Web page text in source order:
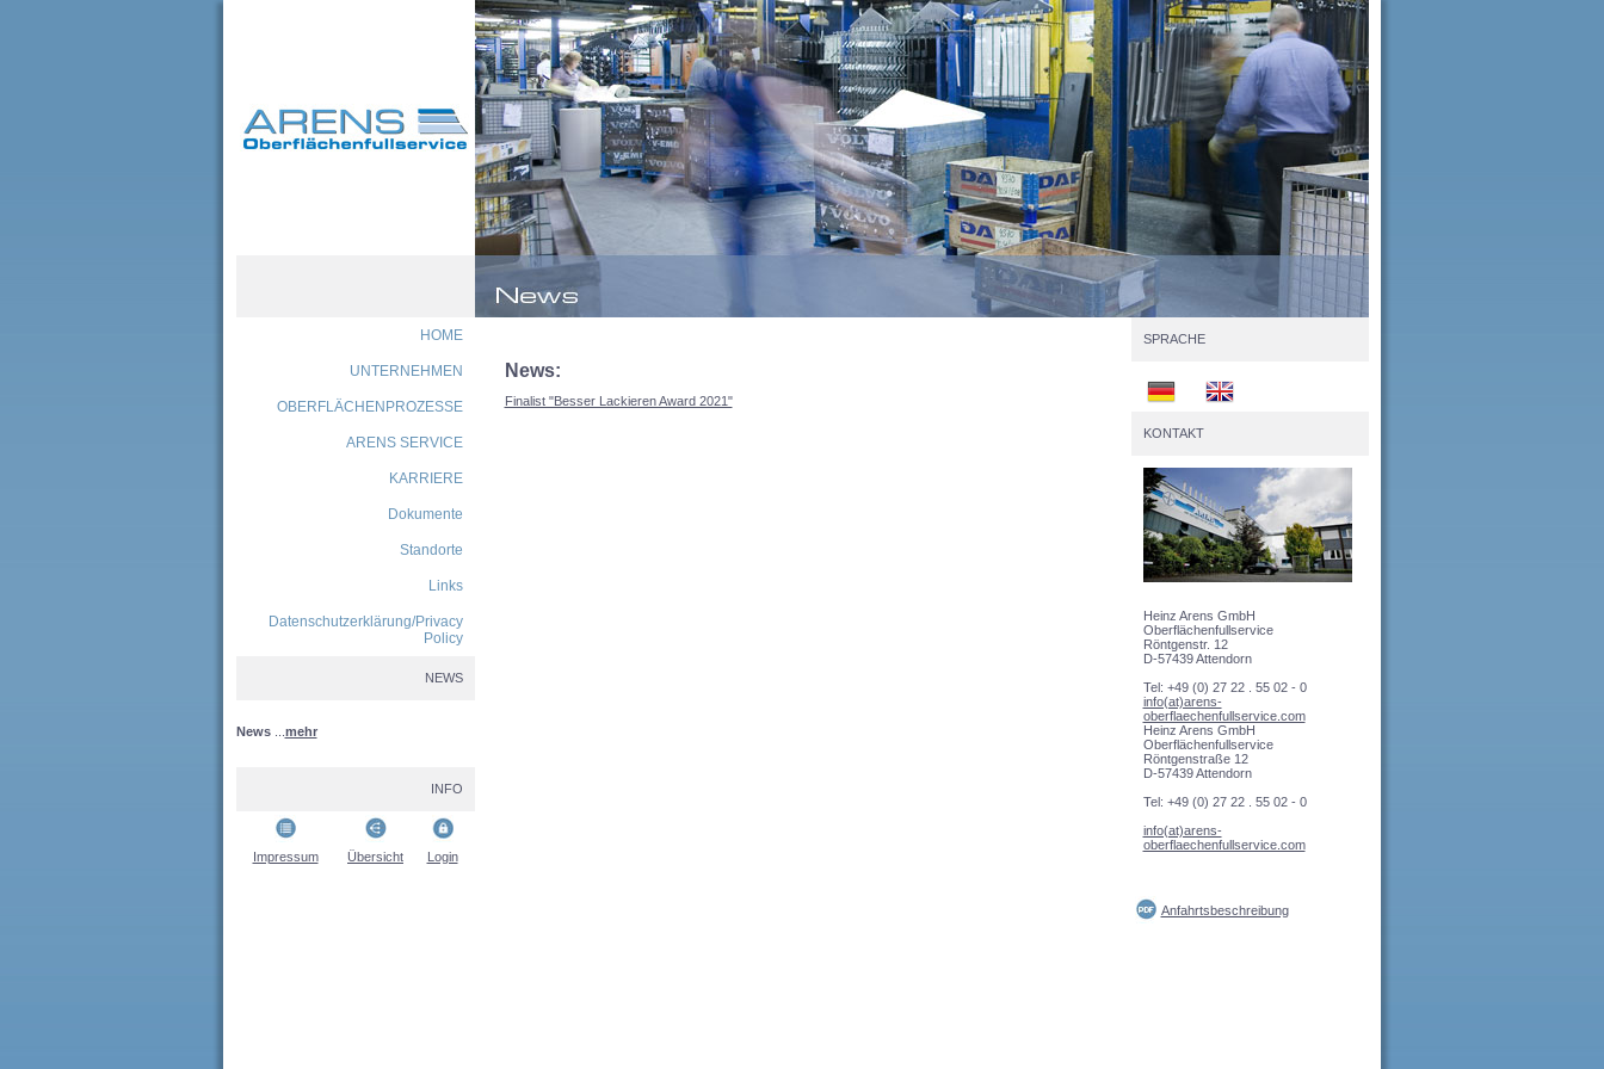
HOME
UNTERNEHMEN
OBERFLÄCHENPROZESSE
ARENS SERVICE
KARRIERE
Dokumente
Standorte
Links
Datenschutzerklärung/Privacy
Policy
NEWS
News mehr
INFO
Impressum Übersicht Login
News:
Finalist "Besser Lackieren Award 2021"
SPRACHE
KONTAKT
Heinz Arens GmbH
Oberflächenfullservice
Röntgenstr. 12
D-57439 Attendorn
Tel: +49 (0) 27 22 . 55 02 - 0
info(at)arens-
oberflaechenfullservice.com
Heinz Arens GmbH
Oberflächenfullservice
Röntgenstraße 12
D-57439 Attendorn
Tel: +49 (0) 27 22 . 55 02 - 0
info(at)arens-
oberflaechenfullservice.com
Anfahrtsbeschreibung